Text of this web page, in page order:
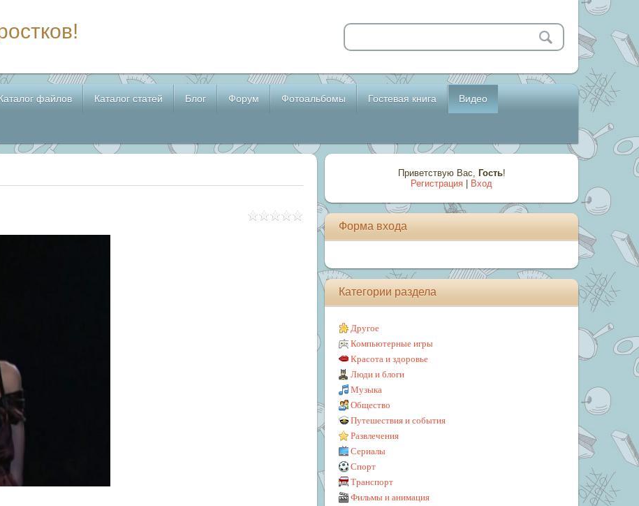
файлов Каталог статей Блог Форум Фотоальбомы Гостевая книга Видео
Приветствую Вас, Гость!
Регистрация
Вход
Форма входа
Категории раздела
Другое
Компьютерные игры
Красота и здоровье
Люди и блоги
Музыка
Общество
Путешествия и события
Развлечения
Сериалы
Спорт
Транспорт
Фильмы и анимация